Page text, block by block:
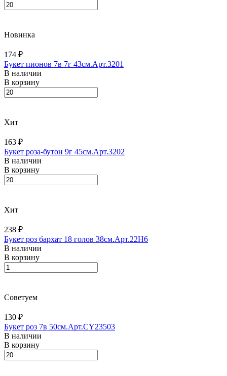
Новинка
174 ₽
Букет пионов 7в 7г 43см.Арт.3201
В наличии
В корзину
Хит
163 ₽
Букет роза-бутон 9г 45см.Арт.3202
В наличии
В корзину
Хит
238 ₽
Букет роз бархат 18 голов 38см.Арт.22H6
В наличии
В корзину
Советуем
130 ₽
Букет роз 7в 50см.Арт.CY23503
В наличии
В корзину